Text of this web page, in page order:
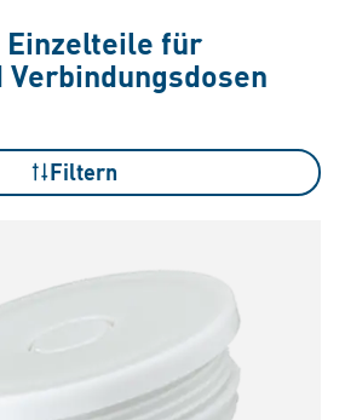
Einzelteile für
Verbindungsdosen
Filtern